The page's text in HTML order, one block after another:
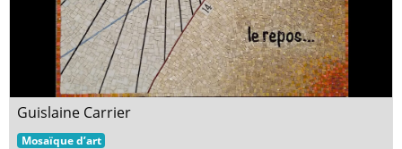
Guislaine Carrier
Mosaïque d’art